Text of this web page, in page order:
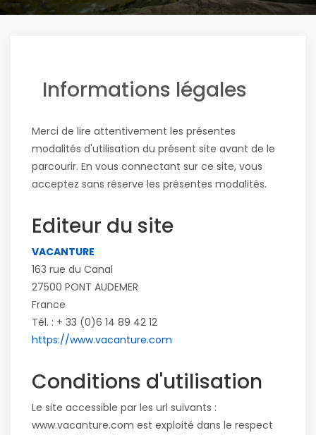
Informations légales
Merci de lire attentivement les présentes
modalités d'utilisation du présent site avant de le
parcourir. En vous connectant sur ce site, vous
acceptez sans réserve les présentes modalités.
Editeur du site
VACANTURE
163 rue du Canal
27500 PONT AUDEMER
France
Tél. : + 33 (0)6 14 89 42 12
https://www.vacanture.com
Conditions d'utilisation
Le site accessible par les url suivants :
www.vacanture.com est exploité dans le respect